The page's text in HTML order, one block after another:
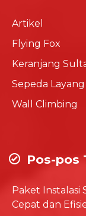
Artikel
Flying Fox
Keranjang
Sepeda Layang
Wall Climbing
Pos-pos
Paket Instalasi
Cepat dan